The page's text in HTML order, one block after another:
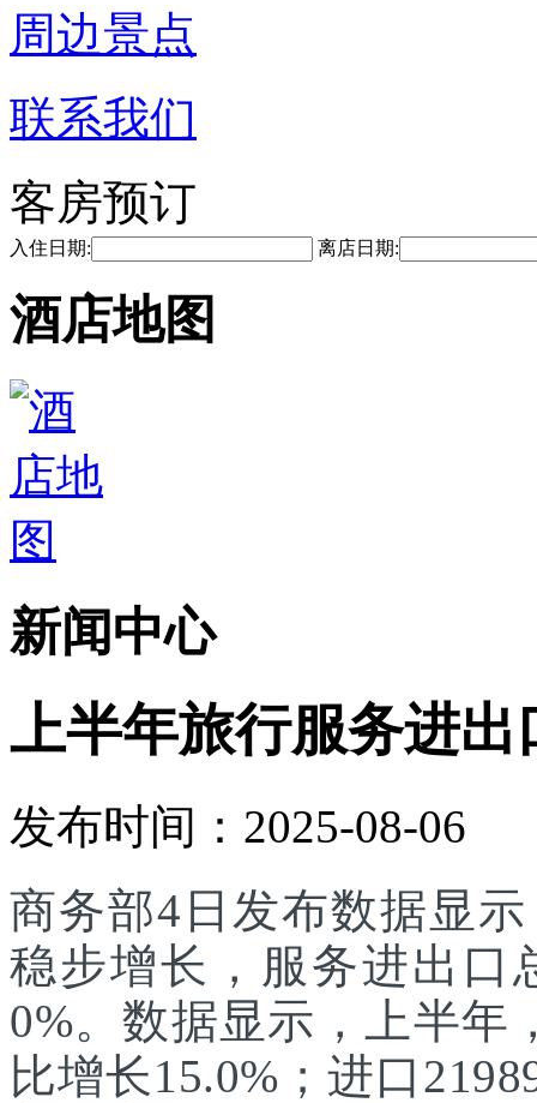
周边景点
联系我们
客房预订
入住日期: 离店日期:
酒店地图
新闻中心
上半年旅行服务进出
发布时间：2025-08-06
商务部4日发布数据显
稳步增长，服务进出口
0%。数据显示，上半年
比增长15.0%；进口